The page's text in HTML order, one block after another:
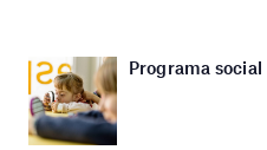
Programa social